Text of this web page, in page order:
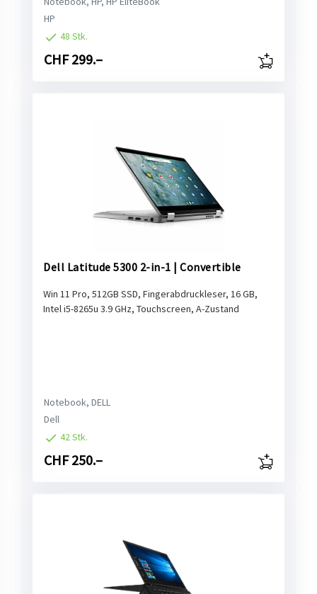
HP
48 Stk.
CHF 299.–
Dell Latitude 5300 2-in-1 | Convertible
Win 11 Pro, 512GB SSD, Fingerabdruckleser, 16 GB,
Intel i5-8265u 3.9 GHz, Touchscreen, A-Zustand
Notebook, DELL
Dell
42 Stk.
CHF 250.–